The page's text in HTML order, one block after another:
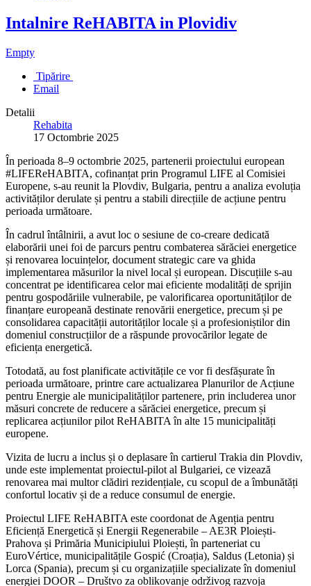
Intalnire ReHABITA in Plovidiv
Empty
Tipărire
Email
Detalii
Rehabita
17 Octombrie 2025
În perioada 8–9 octombrie 2025, partenerii proiectului european
#LIFEReHABITA, cofinanțat prin Programul LIFE al Comisiei
Europene, s-au reunit la Plovdiv, Bulgaria, pentru a analiza evoluția
activităților derulate și pentru a stabili direcțiile de acțiune pentru
perioada următoare.
În cadrul întâlnirii, a avut loc o sesiune de co-creare dedicată
elaborării unei foi de parcurs pentru combaterea sărăciei energetice
și renovarea locuințelor, document strategic care va ghida
implementarea măsurilor la nivel local și european. Discuțiile s-au
concentrat pe identificarea celor mai eficiente modalități de sprijin
pentru gospodăriile vulnerabile, pe valorificarea oportunităților de
finanțare europeană destinate renovării energetice, precum și pe
consolidarea capacității autorităților locale și a profesioniștilor din
domeniul construcțiilor de a răspunde provocărilor legate de
eficiența energetică.
Totodată, au fost planificate activitățile ce vor fi desfășurate în
perioada următoare, printre care actualizarea Planurilor de Acțiune
pentru Energie ale municipalităților partenere, prin includerea unor
măsuri concrete de reducere a sărăciei energetice, precum și
replicarea acțiunilor pilot ReHABITA în alte 15 municipalități
europene.
Vizita de lucru a inclus și o deplasare în cartierul Trakia din Plovdiv,
unde este implementat proiectul-pilot al Bulgariei, ce vizează
renovarea mai multor clădiri rezidențiale, cu scopul de a îmbunătăți
confortul locativ și de a reduce consumul de energie.
Proiectul LIFE ReHABITA este coordonat de Agenția pentru
Eficiență Energetică și Energii Regenerabile – AE3R Ploiești-
Prahova și Primăria Municipiului Ploiești, în parteneriat cu
EuroVértice, municipalitățile Gospić (Croația), Saldus (Letonia) și
Lorca (Spania), precum și cu organizațiile specializate în domeniul
energiei DOOR – Društvo za oblikovanje održivog razvoja